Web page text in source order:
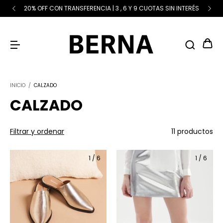
20% OFF CON TRANSFERENCIA | 3 , 6 Y 9 CUOTAS SIN INTERÉS
INICIO / CALZADO
CALZADO
Filtrar y ordenar 11 productos
1 /6 1 / 6